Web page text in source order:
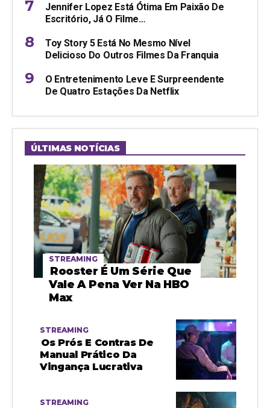
Jennifer Lopez Está Ótima Em Paixão De
Escritório, Já O Filme…
Toy Story 5 Está No Mesmo Nível
Delicioso Do Outros Filmes Da Franquia
O Entretenimento Leve E Surpreendente
De Quatro Estações Da Netflix
ÚLTIMAS NOTÍCIAS
STREAMING
Rooster É Um Série Que
Vale A Pena Ver Na HBO
Max
STREAMING
Os Prós E Contras De
Manual Prático Da
Vingança Lucrativa
STREAMING